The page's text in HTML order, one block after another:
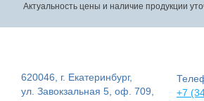
Актуальность цены и наличие продукции
620046, г. Екатеринбург,
ул. Завокзальная 5, оф. 709,
+7